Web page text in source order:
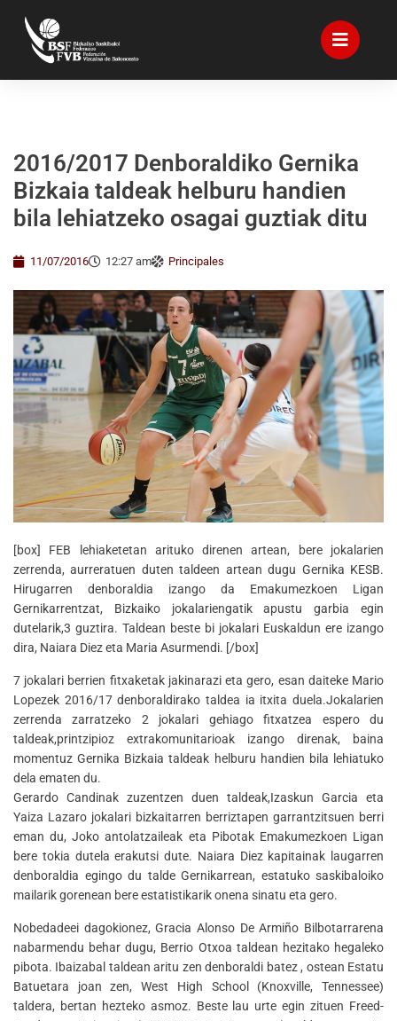
2016/2017 Denboraldiko Gernika
Bizkaia taldeak helburu handien
bila lehiatzeko osagai guztiak ditu
11/07/2016 12:27 am Principales
[box] FEB lehiaketetan arituko direnen artean, bere jokalarien
zerrenda, aurreratuen duten taldeen artean dugu Gernika KESB.
Hirugarren denboraldia izango da Emakumezkoen Ligan
Gernikarrentzat, Bizkaiko jokalariengatik apustu garbia egin
dutelarik,3 guztira. Taldean beste bi jokalari Euskaldun ere izango
dira, Naiara Diez eta Maria Asurmendi. [/box]
7 jokalari berrien fitxaketak jakinarazi eta gero, esan daiteke Mario
Lopezek 2016/17 denboraldirako taldea ia itxita duela.Jokalarien
zerrenda zarratzeko 2 jokalari gehiago fitxatzea espero du
taldeak,printzipioz extrakomunitarioak izango direnak, baina
momentuz Gernika Bizkaia taldeak helburu handien bila lehiatuko
dela ematen du.
Gerardo Candinak zuzentzen duen taldeak,Izaskun Garcia eta
Yaiza Lazaro jokalari bizkaitarren berriztapen garrantzitsuen berri
eman du, Joko antolatzaileak eta Pibotak Emakumezkoen Ligan
bere tokia dutela erakutsi dute. Naiara Diez kapitainak laugarren
denboraldia egingo du talde Gernikarrean, estatuko saskibaloiko
mailarik gorenean bere estatistikarik onena sinatu eta gero.
Nobedadeei dagokionez, Gracia Alonso De Armiño Bilbotarrarena
nabarmendu behar dugu, Berrio Otxoa taldean hezitako hegaleko
pibota. Ibaizabal taldean aritu zen denboraldi batez , ostean Estatu
Batuetara joan zen, West High School (Knoxville, Tennessee)
taldera, bertan hezteko asmoz. Beste lau urte egin zituen Freed-